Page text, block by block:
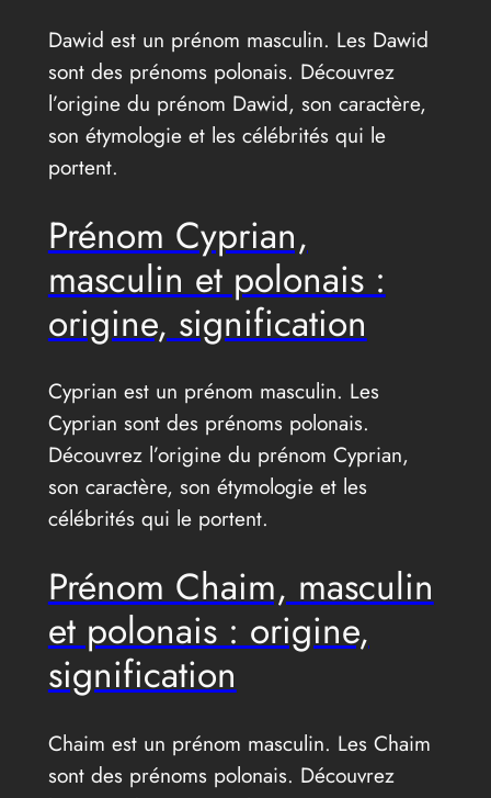
Dawid est un prénom masculin. Les Dawid
sont des prénoms polonais. Découvrez
l’origine du prénom Dawid, son caractère,
son étymologie et les célébrités qui le
portent.
Prénom Cyprian,
masculin et polonais :
origine, signification
Cyprian est un prénom masculin. Les
Cyprian sont des prénoms polonais.
Découvrez l’origine du prénom Cyprian,
son caractère, son étymologie et les
célébrités qui le portent.
Prénom Chaim, masculin
et polonais : origine,
signification
Chaim est un prénom masculin. Les Chaim
sont des prénoms polonais. Découvrez